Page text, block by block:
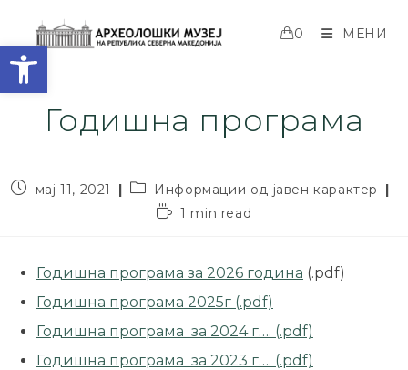
Open toolbar
0 МЕНИ
Годишна програма
мај 11, 2021
Информации од јавен карактер
1 min read
Годишна програма за 2026 година (.pdf)
Годишна програма 2025г (.pdf)
Годишна програма за 2024 г…. (.pdf)
Годишна програма за 2023 г…. (.pdf)